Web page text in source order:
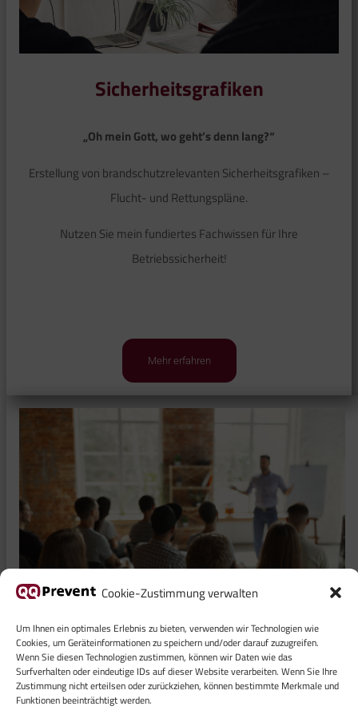
Cookie-Zustimmung verwalten
Um Ihnen ein optimales Erlebnis zu bieten, verwenden wir Technologien wie
Cookies, um Geräteinformationen zu speichern und/oder darauf zuzugreifen.
Wenn Sie diesen Technologien zustimmen, können wir Daten wie das
Surfverhalten oder eindeutige IDs auf dieser Website verarbeiten. Wenn Sie Ihre
Zustimmung nicht erteilsen oder zurückziehen, können bestimmte Merkmale und
Funktionen beeinträchtigt werden.
Sicherheitsgrafiken
„Oh mein Gott, wo geht’s denn lang?“
Erstellung von brandschutzrelevanten Sicherheitsgrafiken –
Flucht- und Rettungspläne.
Nutzen Sie mein fundiertes Fachwissen für Ihre
Betriebssicherheit!
Mehr erfahren
Arbeitsschutz
„Arbeitssicherheit…und alle helfen mit“